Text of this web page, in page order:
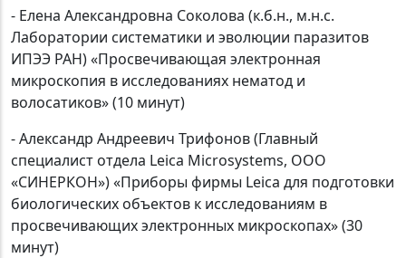
- Елена Александровна Соколова (к.б.н., м.н.с.
Лаборатории систематики и эволюции паразитов
ИПЭЭ РАН) «Просвечивающая электронная
микроскопия в исследованиях нематод и
волосатиков» (10 минут)
- Александр Андреевич Трифонов (Главный
специалист отдела Leica Microsystems, ООО
«СИНЕРКОН») «Приборы фирмы Leica для подготовки
биологических объектов к исследованиям в
просвечивающих электронных микроскопах» (30
минут)